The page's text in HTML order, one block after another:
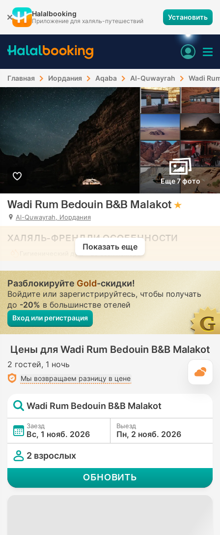
Halalbooking
Приложение для халяль-путешествий Установить
Главная Иордания Aqaba Al-Quwayrah Wadi
Еще 7 фото
Wadi Rum Bedouin B&B Malakot
Al-Quwayrah, Иордания
ХАЛЯЛЬ-ФРЕНДЛИ ОСОБЕННОСТИ
Гигиенический душ • Во всех номерах
Показать еще
Разблокируйте Gold-скидки!
Войдите или зарегистрируйтесь, чтобы получать
до -20% в большинстве отелей
Вход или регистрация
Цены для Wadi Rum Bedouin B&B Malakot
2 гостей 1 ночь
Мы возвращаем разницу в цене
Wadi Rum Bedouin B&B Malakot
Заезд
Вс, 1 нояб. 2026
Выезд
Пн, 2 нояб. 2026
2 взрослых
ОБНОВИТЬ